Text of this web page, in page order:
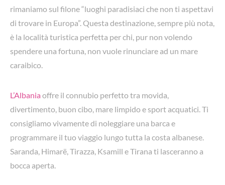
rimaniamo sul filone “luoghi paradisiaci che non ti aspettavi
di trovare in Europa”. Questa destinazione, sempre più nota,
è la località turistica perfetta per chi, pur non volendo
spendere una fortuna, non vuole rinunciare ad un mare
caraibico.
L’Albania offre il connubio perfetto tra movida,
divertimento, buon cibo, mare limpido e sport acquatici. Ti
consigliamo vivamente di noleggiare una barca e
programmare il tuo viaggio lungo tutta la costa albanese.
Saranda, Himarë, Tirazza, Ksamill e Tirana ti lasceranno a
bocca aperta.